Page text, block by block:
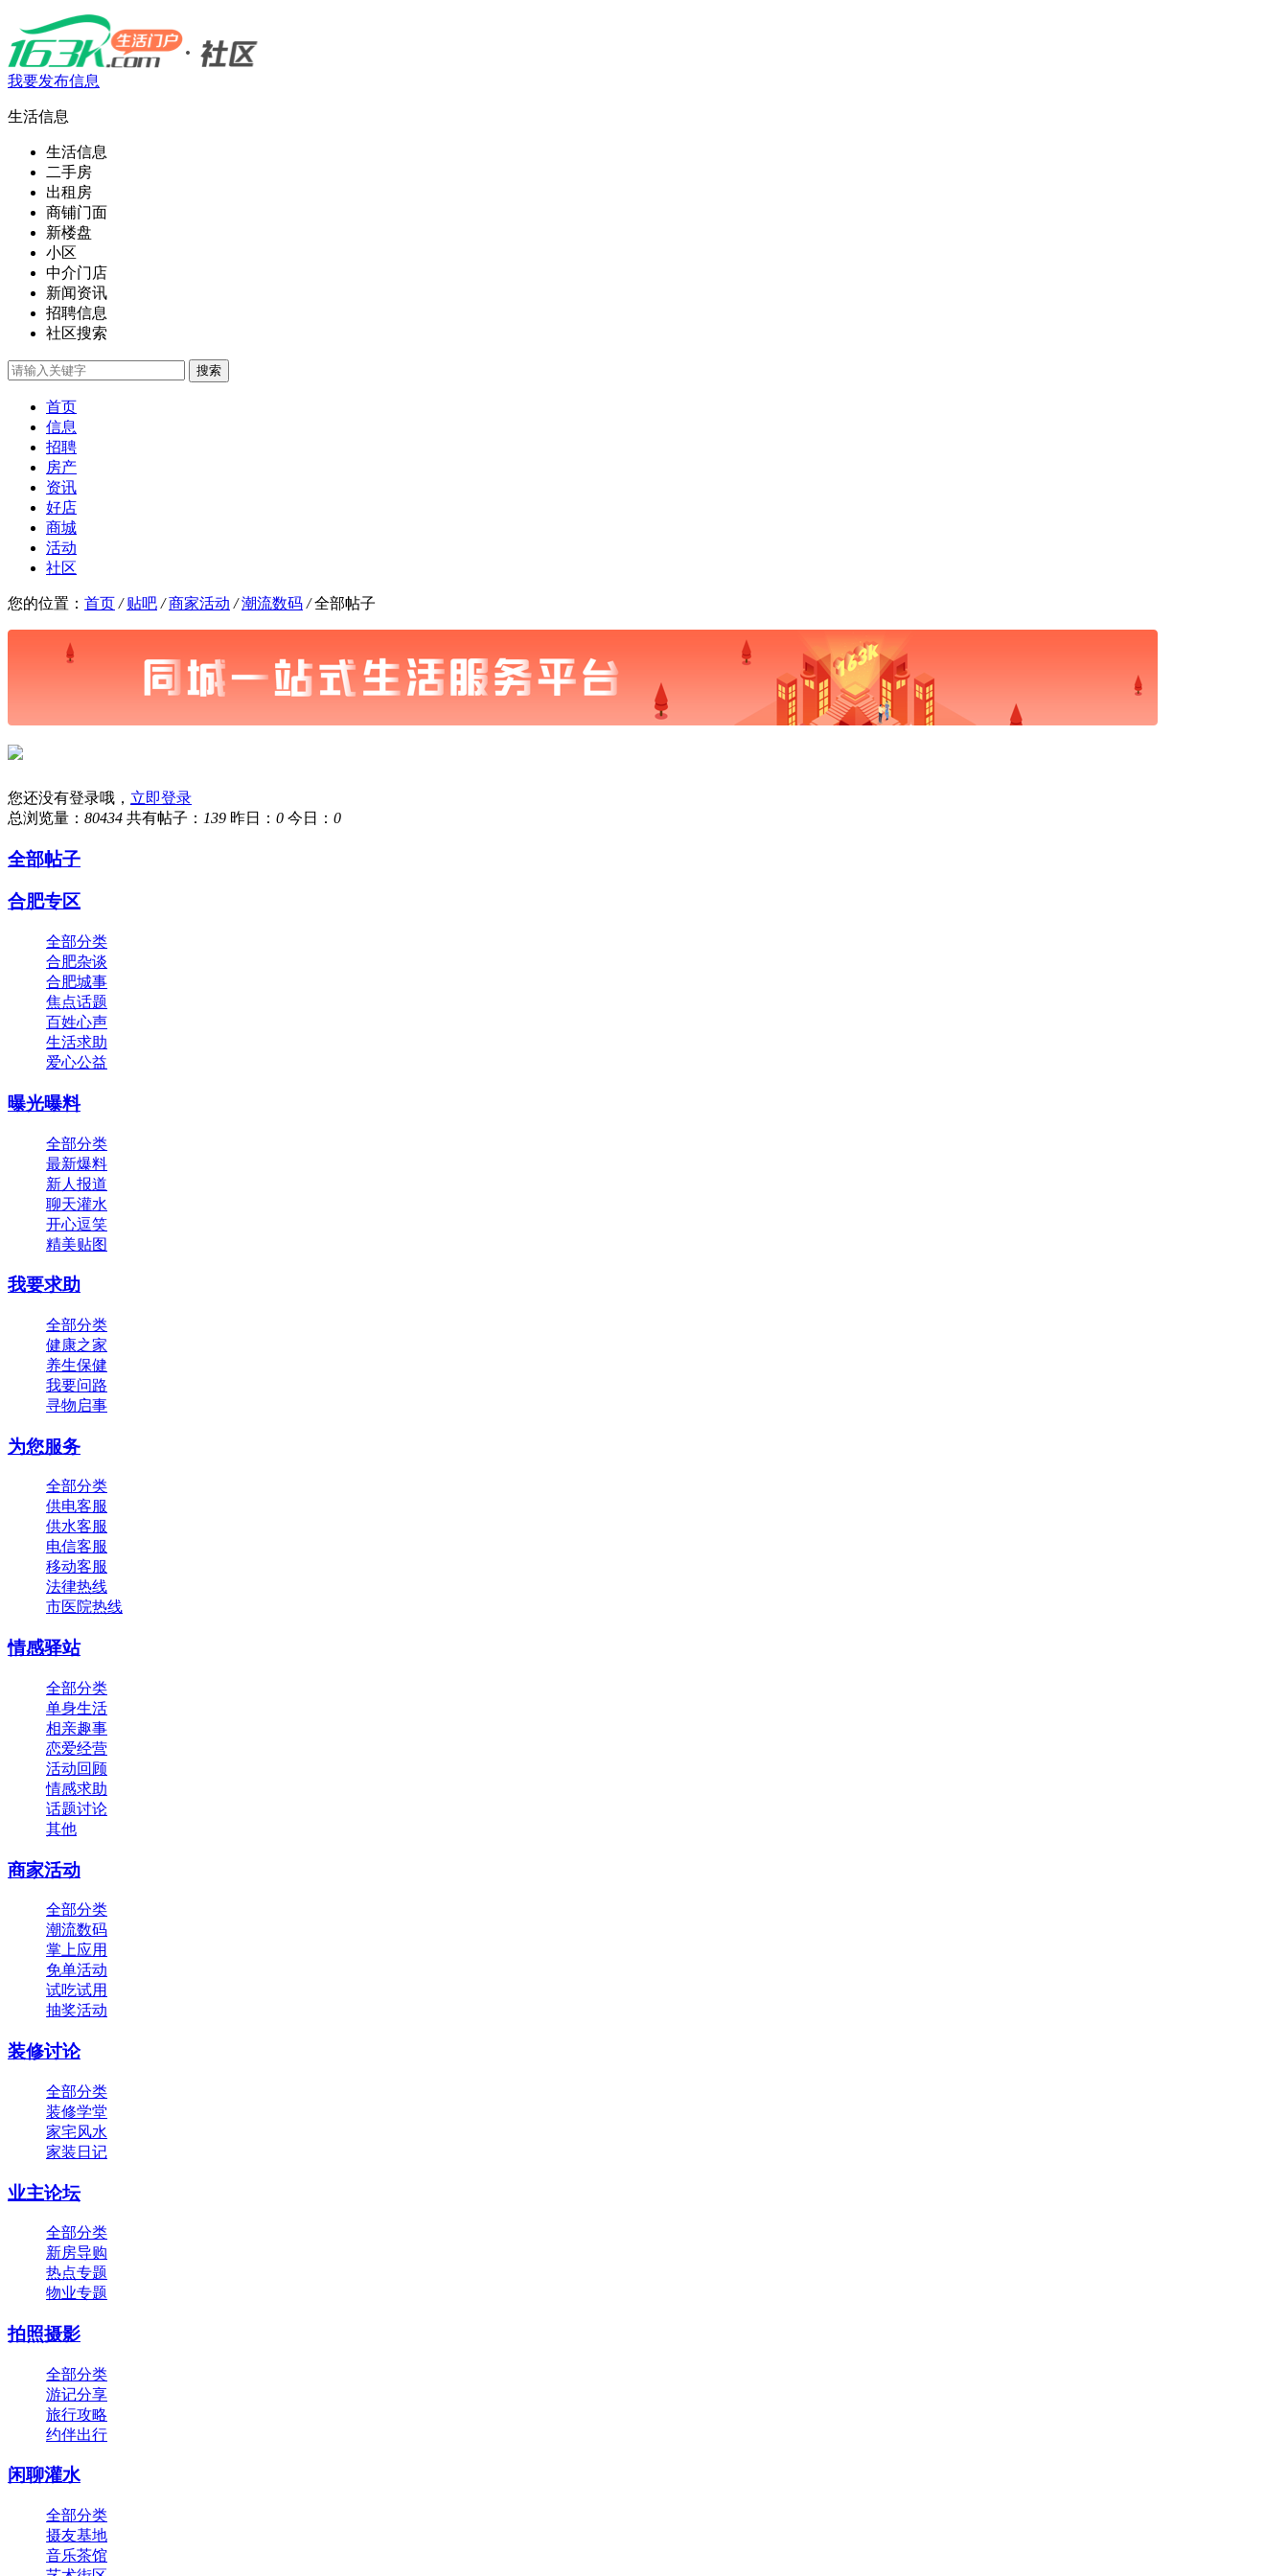
我要发布信息
生活信息
生活信息
二手房
出租房
商铺门面
新楼盘
小区
中介门店
新闻资讯
招聘信息
社区搜索
首页
信息
招聘
房产
资讯
好店
商城
活动
社区
您的位置： 首页 / 贴吧 / 商家活动 / 潮流数码 / 全部帖子
您还没有登录哦， 立即登录
总浏览量： 80434 共有帖子： 139 昨日： 0 今日： 0
全部帖子
合肥专区
全部分类
合肥杂谈
合肥城事
焦点话题
百姓心声
生活求助
爱心公益
曝光曝料
全部分类
最新爆料
新人报道
聊天灌水
开心逗笑
精美贴图
我要求助
全部分类
健康之家
养生保健
我要问路
寻物启事
为您服务
全部分类
供电客服
供水客服
电信客服
移动客服
法律热线
市医院热线
情感驿站
全部分类
单身生活
相亲趣事
恋爱经营
活动回顾
情感求助
话题讨论
其他
商家活动
全部分类
潮流数码
掌上应用
免单活动
试吃试用
抽奖活动
装修讨论
全部分类
装修学堂
家宅风水
家装日记
业主论坛
全部分类
新房导购
热点专题
物业专题
拍照摄影
全部分类
游记分享
旅行攻略
约伴出行
闲聊灌水
全部分类
摄友基地
音乐茶馆